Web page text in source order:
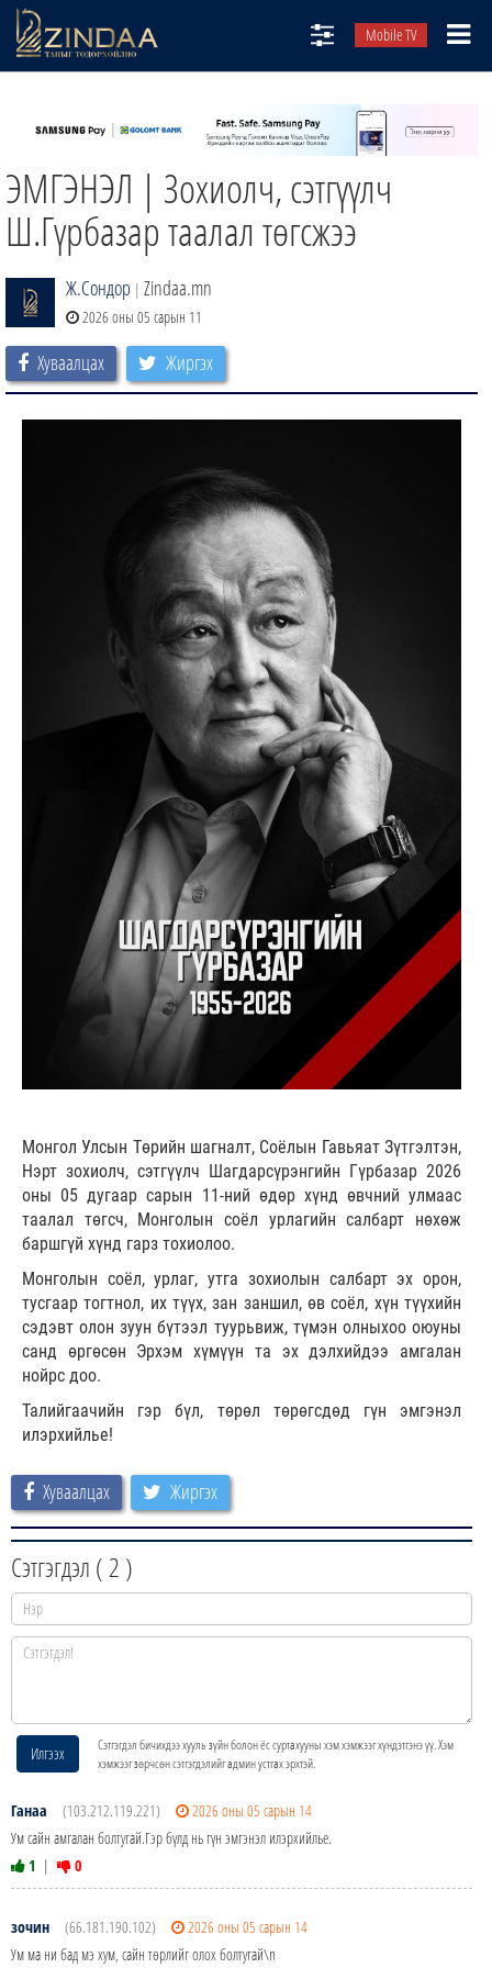
Mobile TV
ТВ8
ӨГЛӨӨНИЙ СОНИН
АУДИО ЗОХИОЛ
ЗИНДАА СЭТГҮҮЛ
ЭМГЭНЭЛ | Зохиолч, сэтгүүлч
Ш.Гүрбазар таалал төгсжээ
Ж.Сондор | Zindaa.mn
2026 оны 05 сарын 11
Хуваалцах Жиргэх
Монгол Улсын Төрийн шагналт, Соёлын Гавьяат Зүтгэлтэн,
Нэрт зохиолч, сэтгүүлч Шагдарсүрэнгийн Гүрбазар 2026
оны 05 дугаар сарын 11-ний өдөр хүнд өвчний улмаас
таалал төгсч, Монголын соёл урлагийн салбарт нөхөж
баршгүй хүнд гарз тохиолоо.
Монголын соёл, урлаг, утга зохиолын салбарт эх орон,
тусгаар тогтнол, их түүх, зан заншил, өв соёл, хүн түүхийн
сэдэвт олон зуун бүтээл туурьвиж, түмэн олныхоо оюуны
санд өргөсөн Эрхэм хүмүүн та эх дэлхийдээ амгалан
нойрс доо.
Талийгаачийн гэр бүл, төрөл төрөгсдөд гүн эмгэнэл
илэрхийлье!
Хуваалцах Жиргэх
Сэтгэгдэл ( 2 )
Илгээх
Сэтгэгдэл бичихдээ хууль зүйн болон ёс суртахууны хэм хэмжээг хүндэтгэнэ үү. Хэм
хэмжээг зөрчсөн сэтгэгдэлийг админ устгах эрхтэй.
Ганаа (103.212.119.221)
2026 оны 05 сарын 14
Ум сайн амгалан болтугай.Гэр бүлд нь гүн эмгэнэл илэрхийлье.
1 | 0
зочин (66.181.190.102)
2026 оны 05 сарын 14
Ум ма ни бад мэ хум, сайн төрлийг олох болтугай\n